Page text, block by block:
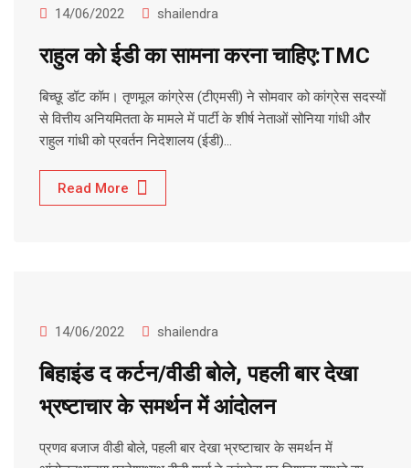
14/06/2022 shailendra
राहुल को ईडी का सामना करना चाहिए:TMC
बिच्छू डॉट कॉम। तृणमूल कांग्रेस (टीएमसी) ने सोमवार को कांग्रेस सदस्यों
से वित्तीय अनियमितता के मामले में पार्टी के शीर्ष नेताओं सोनिया गांधी और
राहुल गांधी को प्रवर्तन निदेशालय (ईडी)…
Read More
14/06/2022 shailendra
बिहाइंड द कर्टन/वीडी बोले, पहली बार देखा
भ्रष्टाचार के समर्थन में आंदोलन
प्रणव बजाज वीडी बोले, पहली बार देखा भ्रष्टाचार के समर्थन में